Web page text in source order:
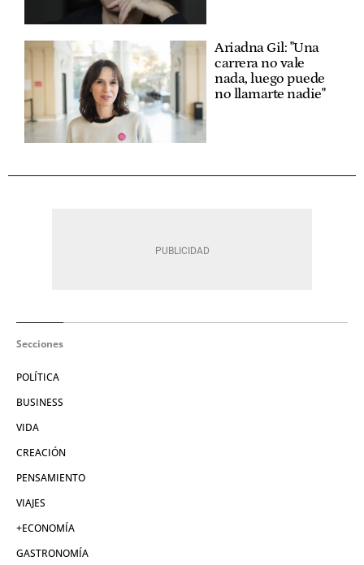
Ariadna Gil: "Una
carrera no vale
nada, luego puede
no llamarte nadie"
Secciones
POLÍTICA
BUSINESS
VIDA
CREACIÓN
PENSAMIENTO
VIAJES
+ECONOMÍA
GASTRONOMÍA